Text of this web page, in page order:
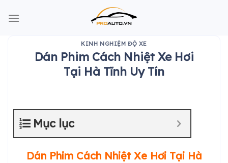
KINH NGHIỆM ĐỘ XE
Dán Phim Cách Nhiệt Xe Hơi
Tại Hà Tĩnh Uy Tín
Mục lục
Dán Phim Cách Nhiệt Xe Hơi Tại Hà